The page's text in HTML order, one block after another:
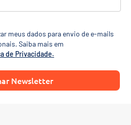
meus dados para envio de e-mails
Saiba mais em
de Privacidade.
Newsletter